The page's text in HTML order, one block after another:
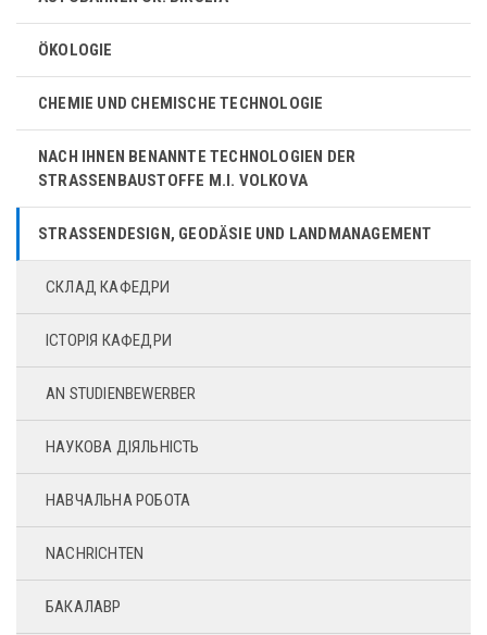
ÖKOLOGIE
CHEMIE UND CHEMISCHE TECHNOLOGIE
NACH IHNEN BENANNTE TECHNOLOGIEN DER
STRASSENBAUSTOFFE M.I. VOLKOVA
STRASSENDESIGN, GEODÄSIE UND LANDMANAGEMENT
СКЛАД КАФЕДРИ
ІСТОРІЯ КАФЕДРИ
AN STUDIENBEWERBER
НАУКОВА ДІЯЛЬНІСТЬ
НАВЧАЛЬНА РОБОТА
NACHRICHTEN
БАКАЛАВР